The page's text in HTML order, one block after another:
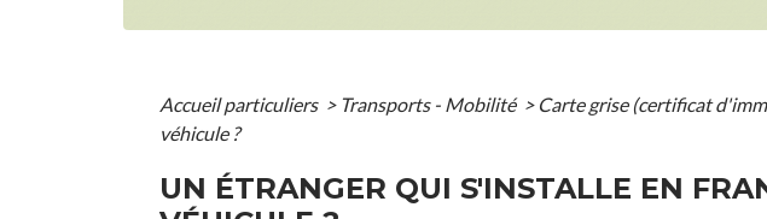
Accueil particuliers > Transports - Mobilité > Carte grise (certificat
véhicule ?
UN ÉTRANGER QUI S'INSTALLE EN